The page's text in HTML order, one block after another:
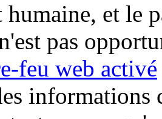
humaine, et le
pas
feu web activé
informations